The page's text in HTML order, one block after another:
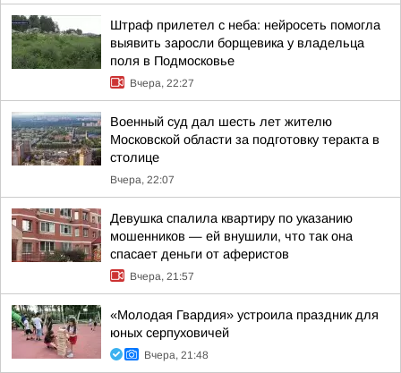
Штраф прилетел с неба: нейросеть помогла
выявить заросли борщевика у владельца
поля в Подмосковье
Вчера, 22:27
Военный суд дал шесть лет жителю
Московской области за подготовку теракта в
столице
Вчера, 22:07
Девушка спалила квартиру по указанию
мошенников — ей внушили, что так она
спасает деньги от аферистов
Вчера, 21:57
«Молодая Гвардия» устроила праздник для
юных серпуховичей
Вчера, 21:48